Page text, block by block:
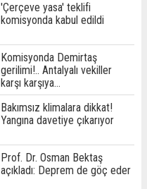
'Çerçeve yasa' teklifi
komisyonda kabul edildi
Komisyonda Demirtaş
gerilimi!.. Antalyalı vekiller
karşı karşıya…
Bakımsız klimalara dikkat!
Yangına davetiye çıkarıyor
Prof. Dr. Osman Bektaş
açıkladı: Deprem de göç eder